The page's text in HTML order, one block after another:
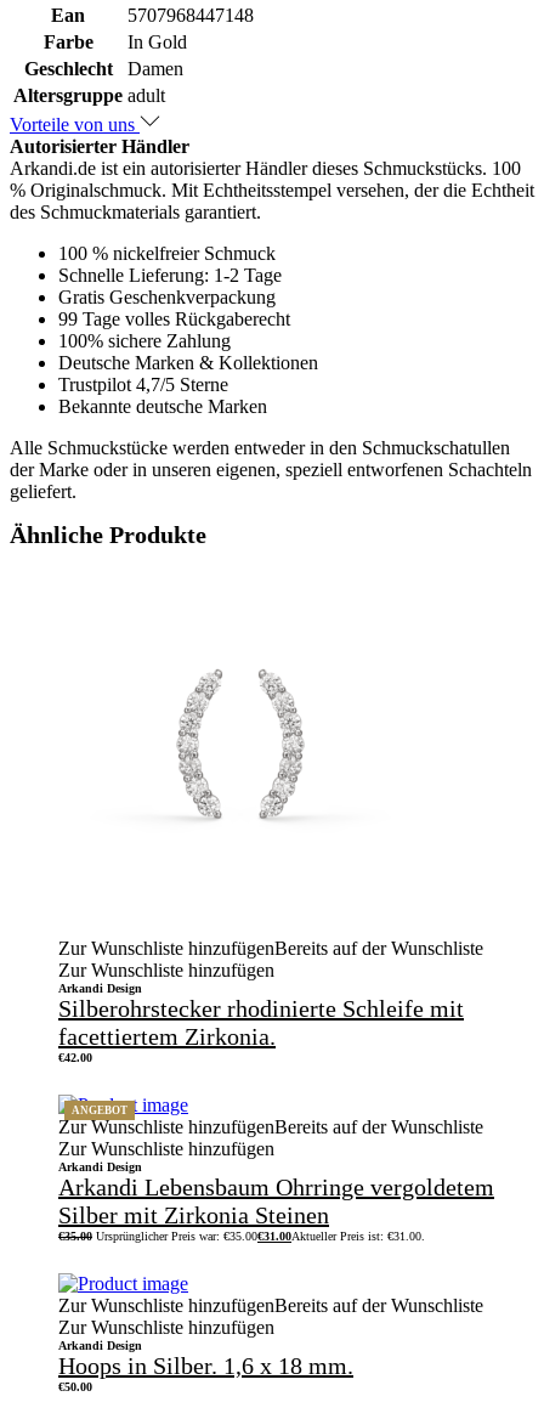
Ean
5707968447148
Farbe
In Gold
Geschlecht
Damen
Altersgruppe adult
Vorteile von uns
Autorisierter Händler
Arkandi.de ist ein autorisierter Händler dieses Schmuckstücks. 100
% Originalschmuck. Mit Echtheitsstempel versehen, der die Echtheit
des Schmuckmaterials garantiert.
100 % nickelfreier Schmuck
Schnelle Lieferung: 1-2 Tage
Gratis Geschenkverpackung
99 Tage volles Rückgaberecht
100% sichere Zahlung
Deutsche Marken & Kollektionen
Trustpilot 4,7/5 Sterne
Bekannte deutsche Marken
Alle Schmuckstücke werden entweder in den Schmuckschatullen
der Marke oder in unseren eigenen, speziell entworfenen Schachteln
geliefert.
Ähnliche Produkte
Zur Wunschliste hinzufügenBereits auf der Wunschliste
Zur Wunschliste hinzufügen
Arkandi Design
Silberohrstecker rhodinierte Schleife mit
facettiertem Zirkonia.
€42.00
ANGEBOT
Zur Wunschliste hinzufügenBereits auf der Wunschliste
Zur Wunschliste hinzufügen
Arkandi Design
Arkandi Lebensbaum Ohrringe vergoldetem
Silber mit Zirkonia Steinen
€35.00 Ursprünglicher Preis war: €35.00€31.00Aktueller Preis ist: €31.00.
Zur Wunschliste hinzufügenBereits auf der Wunschliste
Zur Wunschliste hinzufügen
Arkandi Design
Hoops in Silber. 1,6 x 18 mm.
€50.00